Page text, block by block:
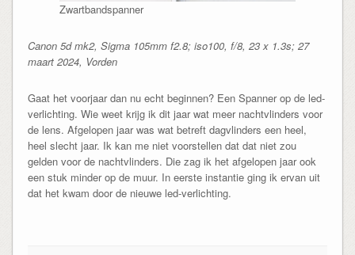
Zwartbandspanner
Canon 5d mk2, Sigma 105mm f2.8; iso100, f/8, 23 x 1.3s; 27
maart 2024, Vorden
Gaat het voorjaar dan nu echt beginnen? Een Spanner op de led-
verlichting. Wie weet krijg ik dit jaar wat meer nachtvlinders voor
de lens. Afgelopen jaar was wat betreft dagvlinders een heel,
heel slecht jaar. Ik kan me niet voorstellen dat dat niet zou
gelden voor de nachtvlinders. Die zag ik het afgelopen jaar ook
een stuk minder op de muur. In eerste instantie ging ik ervan uit
dat het kwam door de nieuwe led-verlichting.